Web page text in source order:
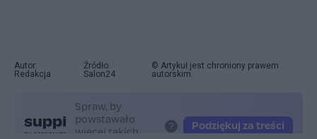
Autor:
Redakcja
Źródło:
Salon24
© Artykuł jest chroniony prawem
autorskim.